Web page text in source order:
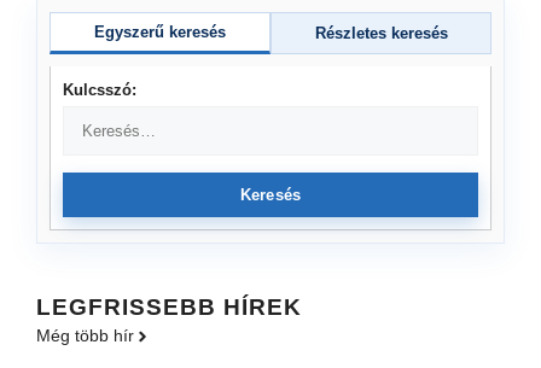
Egyszerű keresés Részletes keresés
Kulcsszó:
Keresés
LEGFRISSEBB HÍREK
Még több hír